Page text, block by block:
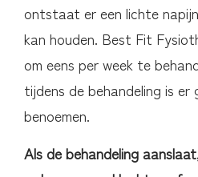
ontstaat er een lichte
kan houden. Best Fit
om eens per week te
tijdens de behandeling is
benoemen.
Als de behandeling